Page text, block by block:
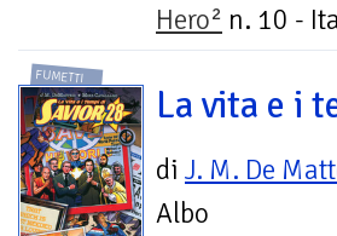
Hero² n. 10 -
FUMETTI
La vita e i
di J. M. De
Albo